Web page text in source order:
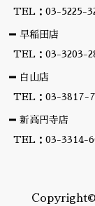
TEL：03-5225-
早稲田店
TEL：03-3203-
白山店
TEL：03-3817-
新高円寺店
TEL：03-3314-